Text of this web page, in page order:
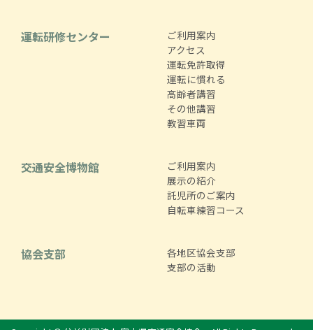
運転研修センター
ご利用案内
アクセス
運転免許取得
運転に慣れる
高齢者講習
その他講習
教習車両
交通安全博物館
ご利用案内
展示の紹介
託児所のご案内
自転車練習コース
協会支部
各地区協会支部
支部の活動